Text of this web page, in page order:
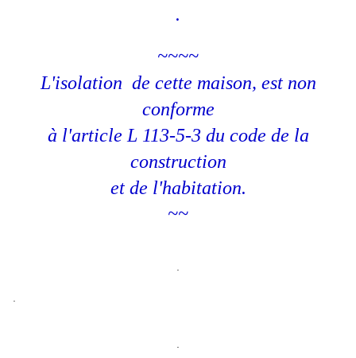
.
~~~~
L'isolation de cette maison, est non
conforme
à l'article L 113-5-3 du code de la
construction
et de l'habitation.
~~